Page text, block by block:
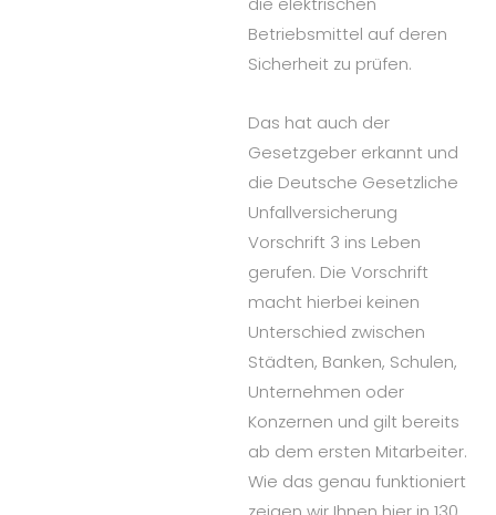
Betriebsmittel auf deren
Sicherheit zu prüfen.
Das hat auch der
Gesetzgeber erkannt und
die Deutsche Gesetzliche
Unfallversicherung
Vorschrift 3 ins Leben
gerufen. Die Vorschrift
macht hierbei keinen
Unterschied zwischen
Städten, Banken, Schulen,
Unternehmen oder
Konzernen und gilt bereits
ab dem ersten Mitarbeiter.
Wie das genau funktioniert